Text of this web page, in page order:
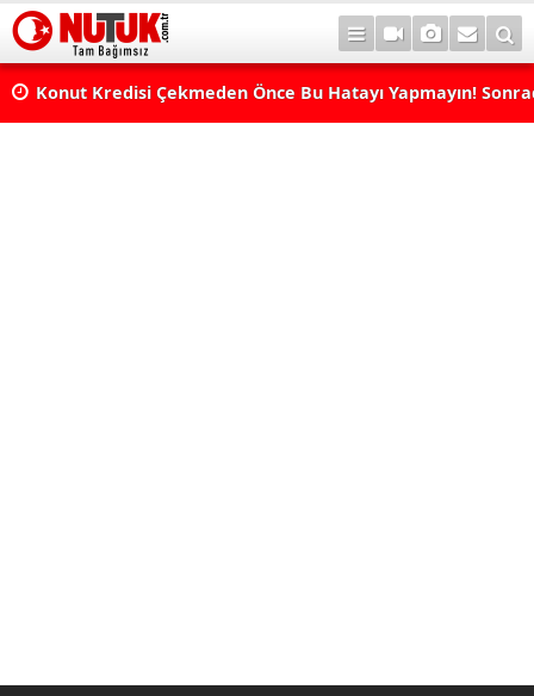
Konut Kredisi Çekmeden Önce Bu Hatayı Yapmayın!